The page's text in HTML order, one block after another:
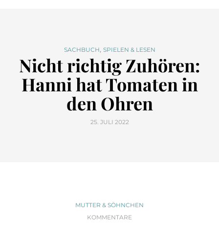
SACHBUCH, SPIELEN & LESEN
Nicht richtig Zuhören:
Hanni hat Tomaten in
den Ohren
25. JULI 2022
MUTTER & SÖHNCHEN
KOMMENTARE